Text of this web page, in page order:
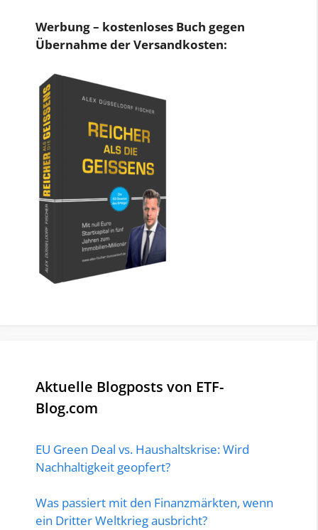
Werbung – kostenloses Buch gegen
Übernahme der Versandkosten:
Aktuelle Blogposts von ETF-
Blog.com
EU Green Deal vs. Haushaltskrise: Wird
Nachhaltigkeit geopfert?
Was passiert mit den Finanzmärkten, wenn
ein Dritter Weltkrieg ausbricht?